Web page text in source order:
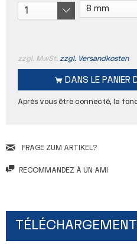
zzgl. MwSt. zzgl. Versandkosten
DANS LE PANIER
Après vous être connecté, la
FRAGE ZUM ARTIKEL?
RECOMMANDEZ À UN AMI